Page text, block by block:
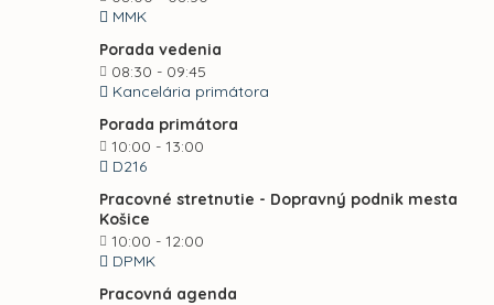
MMK
Porada vedenia
08:30 - 09:45
Kancelária primátora
Porada primátora
10:00 - 13:00
D216
Pracovné stretnutie - Dopravný podnik mesta
Košice
10:00 - 12:00
DPMK
Pracovná agenda